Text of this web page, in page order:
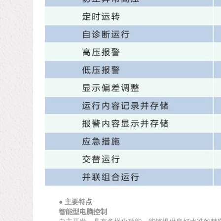
● 主要特点
智能型电脑控制